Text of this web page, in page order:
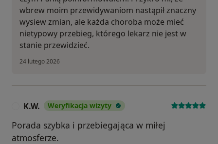
wbrew moim przewidywaniom nastąpił znaczny
wysiew zmian, ale każda choroba może mieć
nietypowy przebieg, którego lekarz nie jest w
stanie przewidzieć.
24 lutego 2026
K.W. Weryfikacja wizyty
Porada szybka i przebiegająca w miłej
atmosferze.